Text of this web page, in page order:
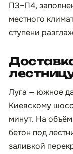
П3–П4,
местного
ступени
Луга — южное
Киевскому
минут. На
бетон под
заливкой